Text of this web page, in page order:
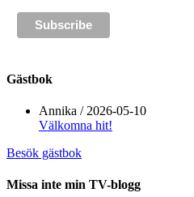
Gästbok
Annika / 2026-05-10
Välkomna hit!
Besök gästbok
Missa inte min TV-blogg